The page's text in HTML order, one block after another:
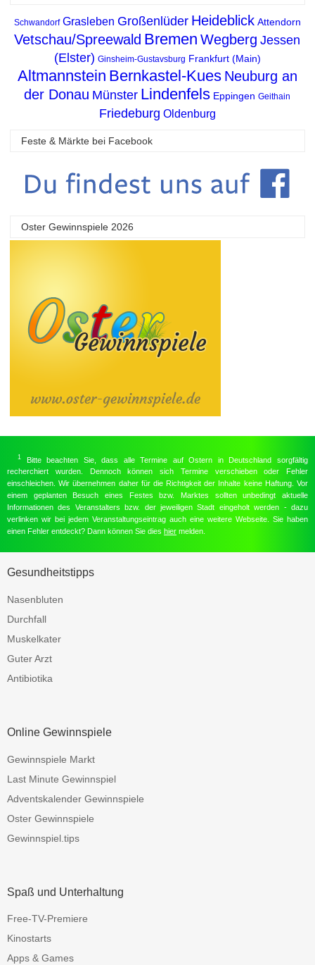
Schwandorf Grasleben Großenlüder Heideblick Attendorn
Vetschau/Spreewald Bremen Wegberg Jessen
(Elster) Ginsheim-Gustavsburg Frankfurt (Main)
Altmannstein Bernkastel-Kues Neuburg an
der Donau Münster Lindenfels Eppingen Geithain
Friedeburg Oldenburg
Feste & Märkte bei Facebook
Oster Gewinnspiele 2026
1
Bitte beachten Sie, dass alle Termine auf Ostern in Deutschland sorgfältig
recherchiert wurden. Dennoch können sich Termine verschieben oder Fehler
einschleichen. Wir übernehmen daher für die Richtigkeit der Inhalte keine Haftung. Vor
einem geplanten Besuch eines Festes bzw. Marktes sollten unbedingt aktuelle
Informationen des Veranstalters bzw. der jeweiligen Stadt eingeholt werden - dazu
verlinken wir bei jedem Veranstaltungseintrag auch eine weitere Webseite. Sie haben
einen Fehler entdeckt? Dann können Sie dies hier melden.
Gesundheitstipps
Nasenbluten
Durchfall
Muskelkater
Guter Arzt
Antibiotika
Online Gewinnspiele
Gewinnspiele Markt
Last Minute Gewinnspiel
Adventskalender Gewinnspiele
Oster Gewinnspiele
Gewinnspiel.tips
Spaß und Unterhaltung
Free-TV-Premiere
Kinostarts
Apps & Games